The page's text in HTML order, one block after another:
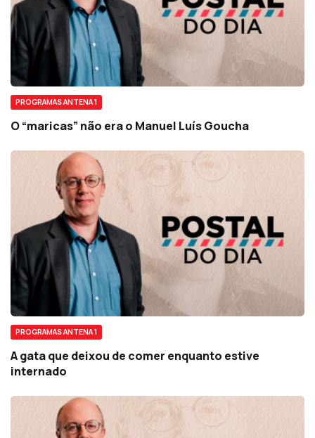
PROGRAMAS ANTENA 1
O “maricas” não era o Manuel Luís Goucha
PROGRAMAS ANTENA 1
A gata que deixou de comer enquanto estive
internado